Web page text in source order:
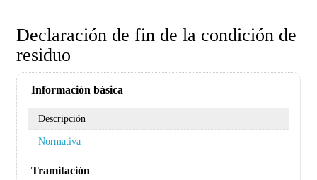
Declaración de fin de la condición de
residuo
Información básica
Descripción
Normativa
Tramitación